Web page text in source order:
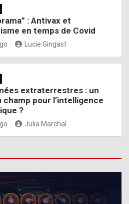
: Antivax et
en temps de Covid
Lucie Gingast
extraterrestres : un
champ pour l’intelligence
?
Julia Marchal